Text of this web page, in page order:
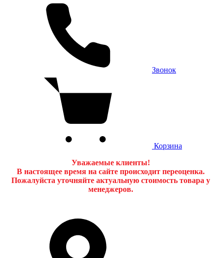
Звонок
Корзина
Уважаемые клиенты!
В настоящее время на сайте происходит переоценка.
Пожалуйста уточняйте актуальную стоимость товара у
менеджеров.